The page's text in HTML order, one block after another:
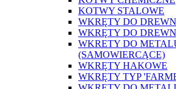
KOTWY STALOWE
WKRĘTY DO
WKRĘTY DO
WKRETY DO
(SAMOWIERCĄCE)
WKRĘTY HAKOWE
WKRĘTY TYP